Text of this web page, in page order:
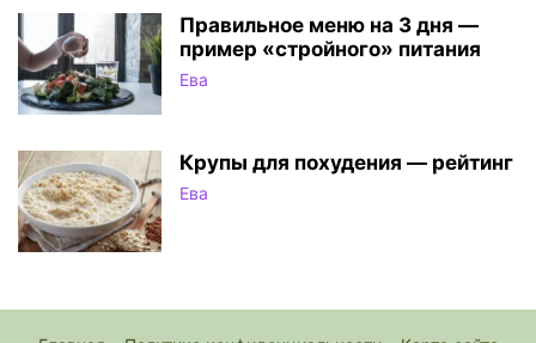
Правильное меню на 3 дня —
пример «стройного» питания
Ева
Крупы для похудения — рейтинг
Ева